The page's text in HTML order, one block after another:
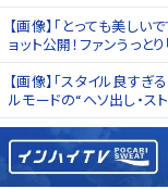
【画像】「とっても美しい
ョット公開！ファンうっと
【画像】「スタイル良すぎ
ルモードの“ヘソ出し・ス